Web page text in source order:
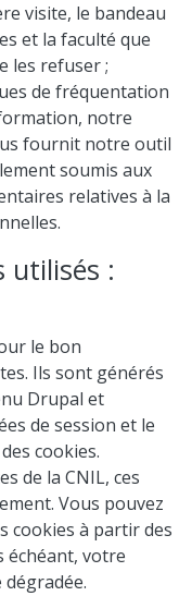
visite, le bandeau
et la faculté que
les refuser ;
de fréquentation
notre
fournit notre outil
soumis aux
relatives à la
utilisés :
le bon
Ils sont générés
Drupal et
de session et le
cookies.
de la CNIL, ces
Vous pouvez
cookies à partir des
échéant, votre